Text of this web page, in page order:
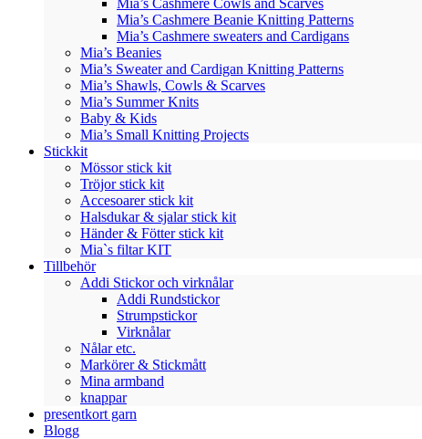
Mia’s Cashmere Cowls and Scarves
Mia’s Cashmere Beanie Knitting Patterns
Mia’s Cashmere sweaters and Cardigans
Mia’s Beanies
Mia’s Sweater and Cardigan Knitting Patterns
Mia’s Shawls, Cowls & Scarves
Mia’s Summer Knits
Baby & Kids
Mia’s Small Knitting Projects
Stickkit
Mössor stick kit
Tröjor stick kit
Accesoarer stick kit
Halsdukar & sjalar stick kit
Händer & Fötter stick kit
Mia`s filtar KIT
Tillbehör
Addi Stickor och virknålar
Addi Rundstickor
Strumpstickor
Virknålar
Nålar etc.
Markörer & Stickmått
Mina armband
knappar
presentkort garn
Blogg